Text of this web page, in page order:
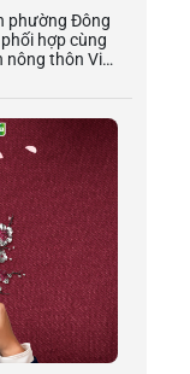
- Tỉnh ủy viên, Giám đốc Sở Khoa học và Công nghệ tỉnh Lạng Sơn cho biết: Sau khi triển khai mô hình chính quyền địa phương hai cấp, với hệ thống mạng lưới gồm Trung tâm Phục vụ hành chính công tỉnh và 65 Trung tâm Phục vụ hành chính công cấp xã, phường, áp lực và nhu cầu giải quyết thủ tục hành chính trực tuyến, số hóa hồ sơ tại cơ sở là vô cùng lớn. Bình quân mỗi tháng cấp xã phát sinh khoảng 8.600 hồ sơ thủ tục hành chính, đi kèm nhu cầu thực tế của người dân mong muốn được tiếp cận, giải quyết thủ tục trên môi trường điện tử ngoài giờ hành chính một cách thuận tiện. Trước yêu cầu cấp thiết đó, bám sát chỉ đạo tại Kế hoạch số 265/KH-UBND ngày 06/7/2026 của Ủy ban nhân dân tỉnh, Sở Khoa học và Công nghệ đã phát huy vai trò đầu mối tham mưu, chủ trì phối hợp chặt chẽ với Văn phòng Ủy ban nhân dân tỉnh, Công an tỉnh, Agribank Chi nhánh Lạng Sơn, VNPT Lạng Sơn và Công ty Cổ phần Đầu tư và Kỹ thuật Công nghệ Phương Đông để khẩn trương triển khai đồng bộ các nhiệm vụ theo đúng lộ trình đề ra. 10 Kiosk thông minh phục vụ thí điểm đã hoàn tất công tác tập kết và cấu hình hệ thống. Sở Khoa học và công nghệ tỉnh Lạng Sơn đã đưa vào vận hành thử nghiệm 01 Trạm dịch vụ công số trực tiếp tại Trung tâm Phục vụ hành chính công phường Đông Kinh để phục vụ đại biểu, nhân dân trải nghiệm và tập huấn thực tế. Xác định an toàn thông tin là yếu tố cốt lõi, dưới sự phối hợp thẩm định và rà quét bảo mật chuyên sâu của Công an tỉnh, hệ thống đã hoàn tất quy trình kết nối Cơ sở dữ liệu quốc gia về dân cư và tích hợp định danh điện tử VNeID, bảo đảm an ninh mạng trước khi vận hành. Mô hình Trạm dịch vụ công số là sự kết hợp của 03 yếu tố tại một điểm phục vụ duy nhất: Hành chính - Pháp lý - Tài chính. Tại đây, nhiều quy trình được chuẩn hóa, nhiều thủ tục được rút ngắn từ 10 - 15 phút xuống còn 3 - 5 phút. Trong đó, người dân vừa có thể tiếp cận dịch vụ hành chính công hiện đại, xác thực thông tin, được cấp bản sao số tài liệu điện tử có giá trị pháp lý, tra cứu tình trạng hồ sơ; vừa sử dụng các dịch vụ tài chính - ngân hàng thiết yếu, thanh toán không dùng tiền mặt một cách thuận tiện, an toàn. Việc đưa vào vận hành 10 Trạm dịch vụ công số giúp hợp nhất dữ liệu dân cư, định danh số, thủ tục trực tuyến với hạ tầng thanh toán không tiền mặt. Hệ thống này sẽ phủ sóng toàn diện từ các địa bàn đô thị trung tâm như các phường: Đông Kinh, Kỳ Lừa, Tam Thanh, Lương Văn Tri, cho đến các xã như Lộc Bình, Thất Khê, Na Sầm, Bắc Sơn, Chi Lăng và Hữu Lũng. Tại buổi lễ, đồng chí Đoàn Thanh Sơn - Tỉnh ủy viên, Phó Chủ tịch Ủy ban nhân dân tỉnh Lạng Sơn đã bày tỏ lời cảm ơn trân trọng đối với Agribank cùng các cơ quan, đơn vị liên quan. Đồng chí khẳng định, kết quả hôm nay là sự phối hợp, đồng h